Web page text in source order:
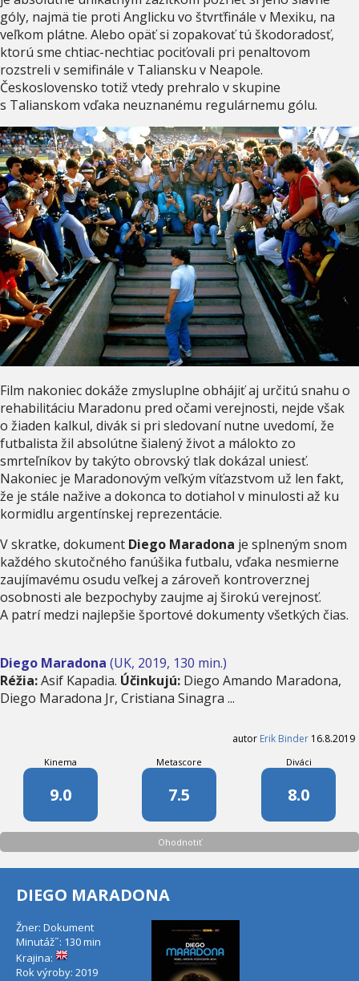
góly, najmä tie proti Anglicku vo štvrťfinále v Mexiku, na
veľkom plátne. Alebo opäť si zopakovať tú škodoradosť,
ktorú sme chtiac-nechtiac pociťovali pri penaltovom
rozstreli v semifinále v Taliansku v Neapole.
Československo totiž vtedy prehralo v skupine
s Talianskom vďaka neuznanému regulárnemu gólu.
Film nakoniec dokáže zmysluplne obhájiť aj určitú snahu o
rehabilitáciu Maradonu pred očami verejnosti, nejde však
o žiaden kalkul, divák si pri sledovaní nutne uvedomí, že
futbalista žil absolútne šialený život a málokto zo
smrteľníkov by takýto obrovský tlak dokázal uniesť.
Nakoniec je Maradonovým veľkým víťazstvom už len fakt,
že je stále nažive a dokonca to dotiahol v minulosti až ku
kormidlu argentínskej reprezentácie.
V skratke, dokument Diego Maradona je splneným snom
každého skutočného fanúšika futbalu, vďaka nesmierne
zaujímavému osudu veľkej a zároveň kontroverznej
osobnosti ale bezpochyby zaujme aj širokú verejnosť.
A patrí medzi najlepšie športové dokumenty všetkých čias.
Diego Maradona (UK, 2019, 130 min.)
Réžia:Asif Kapadia. Účinkujú: Diego Amando Maradona,
Diego Maradona Jr, Cristiana Sinagra ...
autor Erik Binder 16.8.2019
Kinema
9.0
Metascore
7.5
Diváci
8.0
Ohodnotiť
DIEGO MARADONA
Žner: Dokument
Minutáž˝: 130 min
Krajina:
Rok výroby: 2019